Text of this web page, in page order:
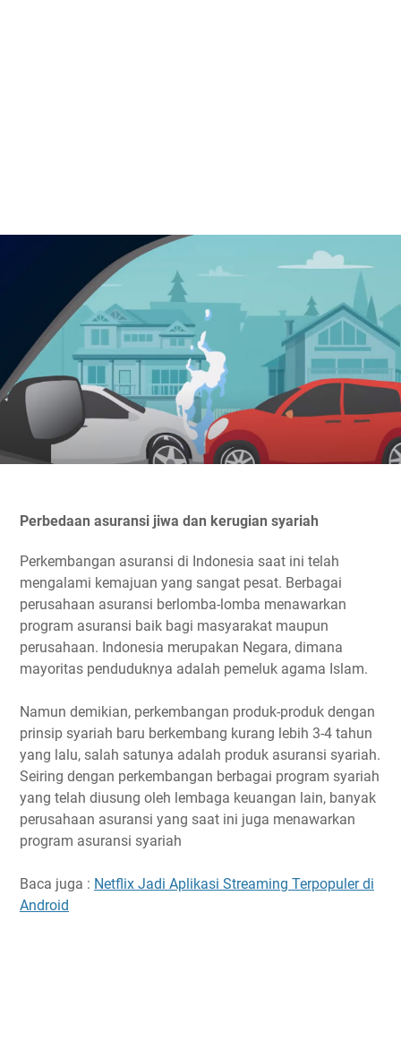
Perbedaan asuransi jiwa dan kerugian syariah
Perkembangan asuransi di Indonesia saat ini telah
mengalami kemajuan yang sangat pesat. Berbagai
perusahaan asuransi berlomba-lomba menawarkan
program asuransi baik bagi masyarakat maupun
perusahaan. Indonesia merupakan Negara, dimana
mayoritas penduduknya adalah pemeluk agama Islam.
Namun demikian, perkembangan produk-produk dengan
prinsip syariah baru berkembang kurang lebih 3-4 tahun
yang lalu, salah satunya adalah produk asuransi syariah.
Seiring dengan perkembangan berbagai program syariah
yang telah diusung oleh lembaga keuangan lain, banyak
perusahaan asuransi yang saat ini juga menawarkan
program asuransi syariah
Baca juga : Netflix Jadi Aplikasi Streaming Terpopuler di
Android